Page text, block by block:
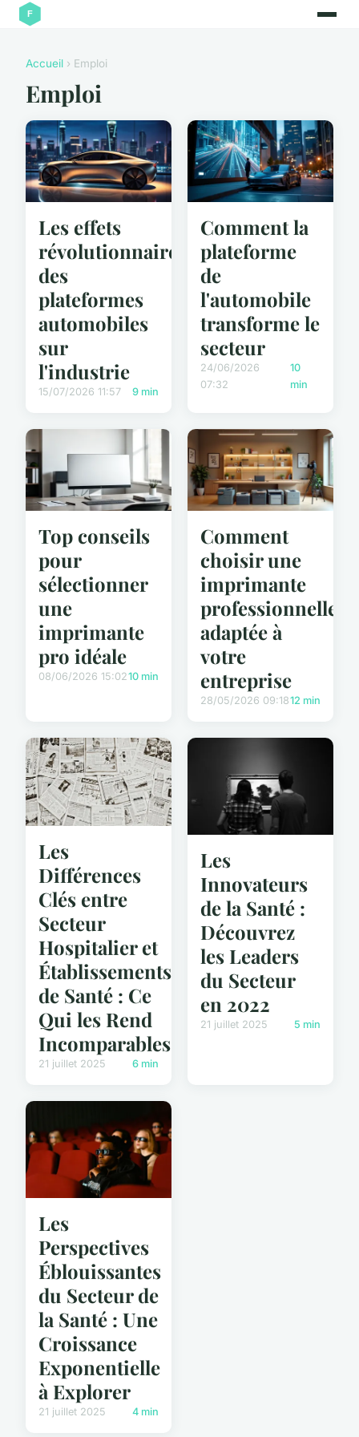
Accueil › Emploi
Emploi
Les effets
révolutionnaires
des
plateformes
automobiles
sur
l'industrie
15/07/2026 11:57 9 min
Comment la
plateforme
de
l'automobile
transforme le
secteur
24/06/2026
07:32
10
min
Top conseils
pour
sélectionner
une
imprimante
pro idéale
08/06/2026 15:0210 min
Comment
choisir une
imprimante
professionnelle
adaptée à
votre
entreprise
28/05/2026 09:1812 min
Les
Différences
Clés entre
Secteur
Hospitalier et
Établissements
de Santé : Ce
Qui les Rend
Incomparables
21 juillet 2025 6 min
Les
Innovateurs
de la Santé :
Découvrez
les Leaders
du Secteur
en 2022
21 juillet 2025 5 min
Les
Perspectives
Éblouissantes
du Secteur de
la Santé : Une
Croissance
Exponentielle
à Explorer
21 juillet 2025 4 min